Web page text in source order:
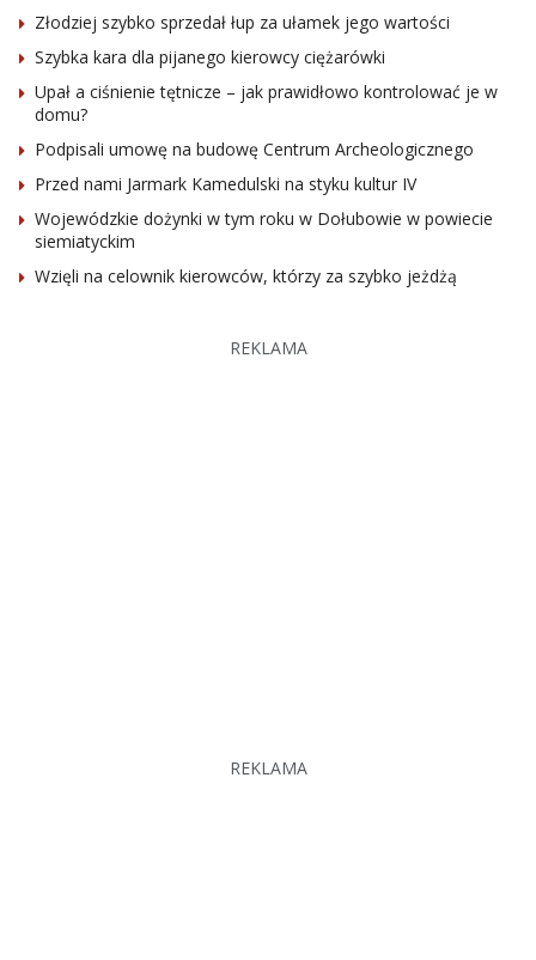
Złodziej szybko sprzedał łup za ułamek jego wartości
Szybka kara dla pijanego kierowcy ciężarówki
Upał a ciśnienie tętnicze – jak prawidłowo kontrolować je w
domu?
Podpisali umowę na budowę Centrum Archeologicznego
Przed nami Jarmark Kamedulski na styku kultur IV
Wojewódzkie dożynki w tym roku w Dołubowie w powiecie
siemiatyckim
Wzięli na celownik kierowców, którzy za szybko jeżdżą
REKLAMA
REKLAMA